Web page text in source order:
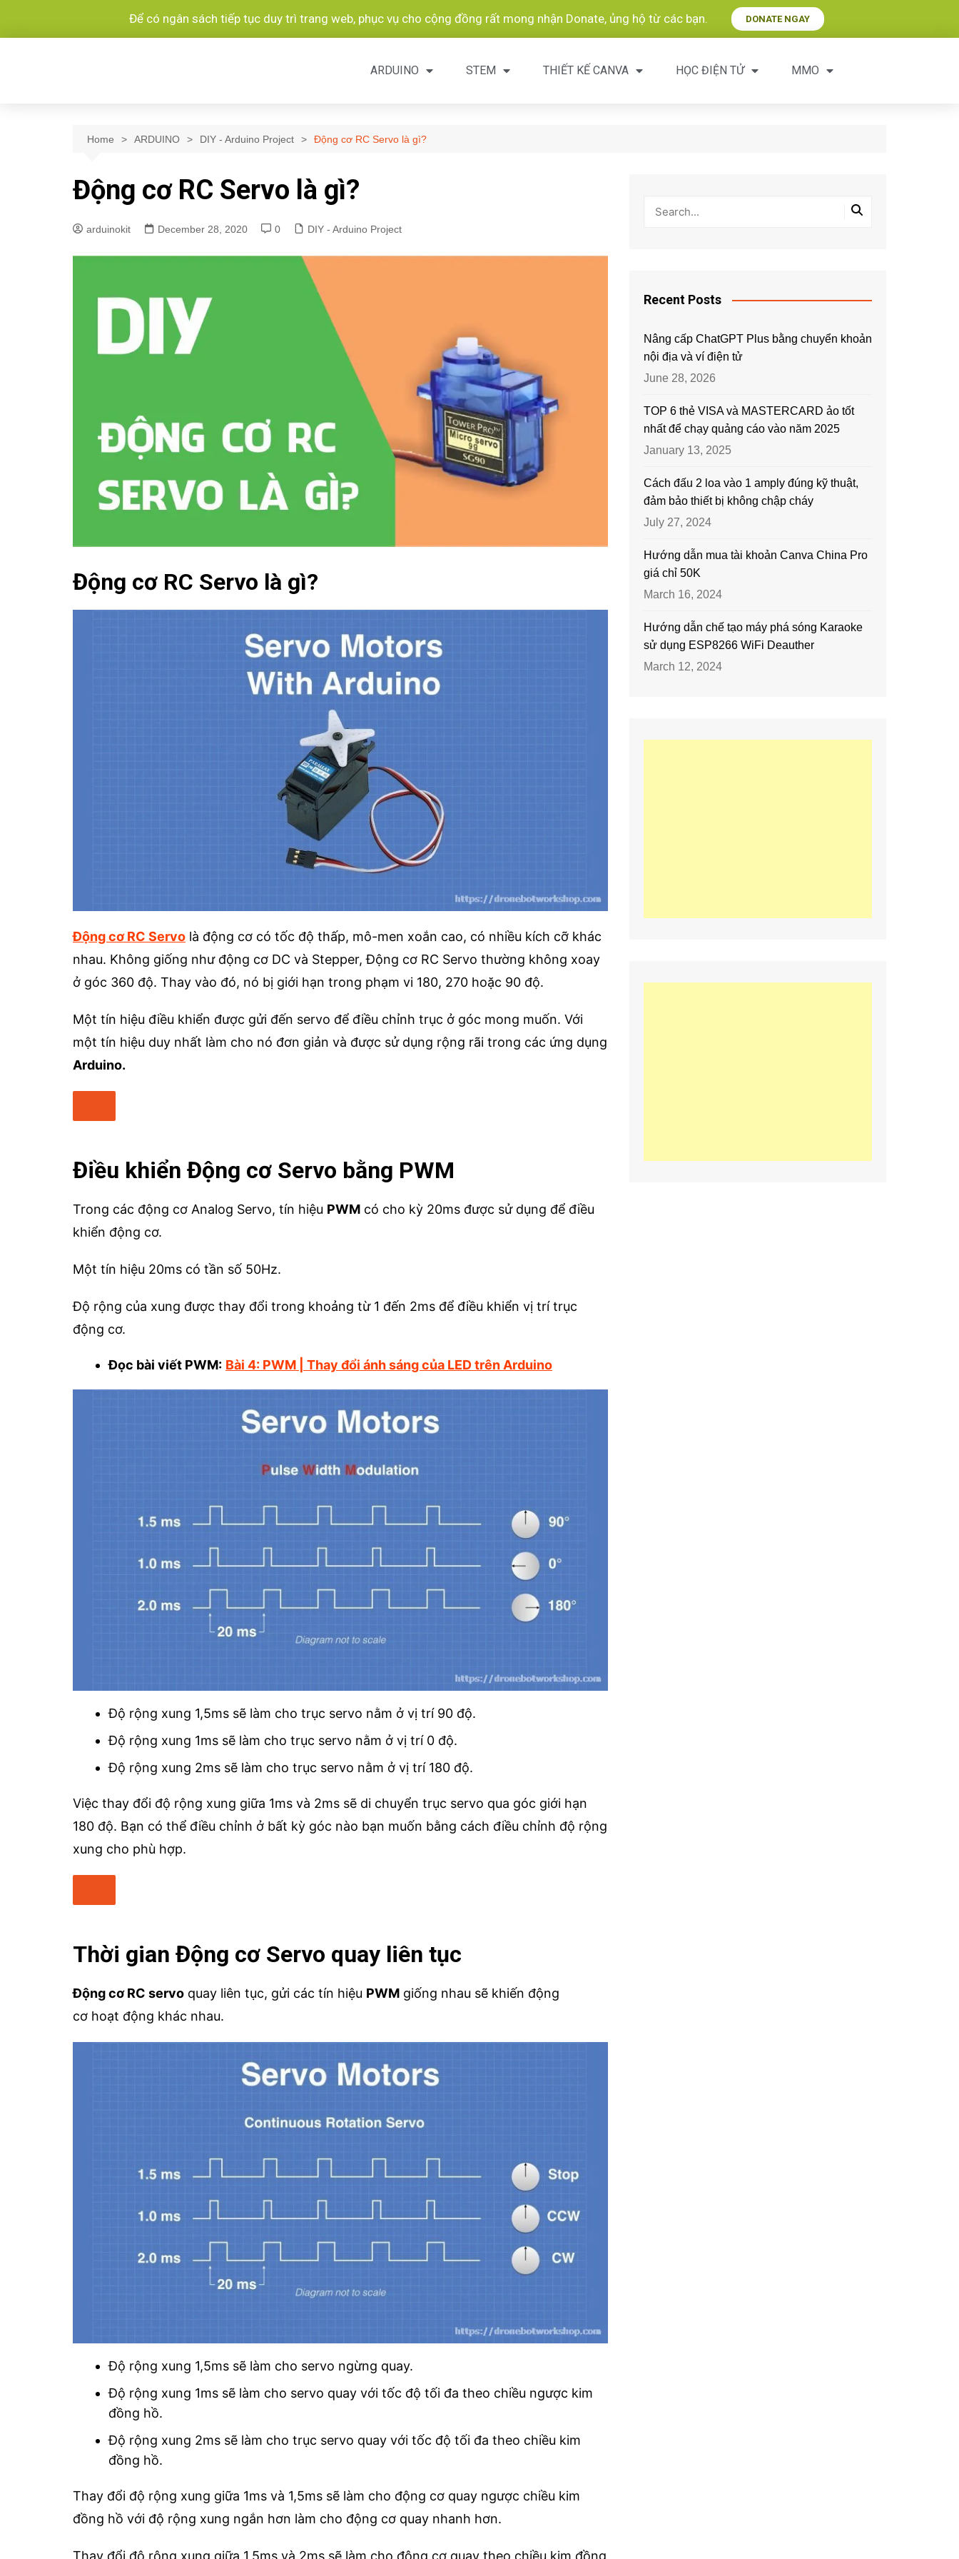
Để có ngân sách tiếp tục duy trì trang web, phục vụ cho cộng đồng rất mong nhận Donate, ủng hộ từ các bạn.​ DONATE NGAY
ARDUINO STEM THIẾT KẾ CANVA HỌC ĐIỆN TỬ MMO
Home ARDUINO DIY - Arduino Project Động cơ RC Servo là gì?
Động cơ RC Servo là gì?
arduinokit December 28, 2020 0 DIY - Arduino Project
Động cơ RC Servo là gì?
Động cơ RC Servo là động cơ có tốc độ thấp, mô-men xoắn cao, có nhiều kích cỡ khác
nhau. Không giống như động cơ DC và Stepper, Động cơ RC Servo thường không xoay
ở góc 360 độ. Thay vào đó, nó bị giới hạn trong phạm vi 180, 270 hoặc 90 độ.
Một tín hiệu điều khiển được gửi đến servo để điều chỉnh trục ở góc mong muốn. Với
một tín hiệu duy nhất làm cho nó đơn giản và được sử dụng rộng rãi trong các ứng dụng
Arduino.
Điều khiển Động cơ Servo bằng PWM
Trong các động cơ Analog Servo, tín hiệu PWM có cho kỳ 20ms được sử dụng để điều
khiển động cơ.
Một tín hiệu 20ms có tần số 50Hz.
Độ rộng của xung được thay đổi trong khoảng từ 1 đến 2ms để điều khiển vị trí trục
động cơ.
Đọc bài viết PWM: Bài 4: PWM | Thay đổi ánh sáng của LED trên Arduino
Độ rộng xung 1,5ms sẽ làm cho trục servo nằm ở vị trí 90 độ.
Độ rộng xung 1ms sẽ làm cho trục servo nằm ở vị trí 0 độ.
Độ rộng xung 2ms sẽ làm cho trục servo nằm ở vị trí 180 độ.
Việc thay đổi độ rộng xung giữa 1ms và 2ms sẽ di chuyển trục servo qua góc giới hạn
180 độ. Bạn có thể điều chỉnh ở bất kỳ góc nào bạn muốn bằng cách điều chỉnh độ rộng
xung cho phù hợp.
Thời gian Động cơ Servo quay liên tục
Động cơ RC servo quay liên tục, gửi các tín hiệu PWM giống nhau sẽ khiến động
cơ hoạt động khác nhau.
Độ rộng xung 1,5ms sẽ làm cho servo ngừng quay.
Độ rộng xung 1ms sẽ làm cho servo quay với tốc độ tối đa theo chiều ngược kim
đồng hồ.
Độ rộng xung 2ms sẽ làm cho trục servo quay với tốc độ tối đa theo chiều kim
đồng hồ.
Thay đổi độ rộng xung giữa 1ms và 1,5ms sẽ làm cho động cơ quay ngược chiều kim
đồng hồ với độ rộng xung ngắn hơn làm cho động cơ quay nhanh hơn.
Thay đổi độ rộng xung giữa 1,5ms và 2ms sẽ làm cho động cơ quay theo chiều kim đồng
Recent Posts
Nâng cấp ChatGPT Plus bằng chuyển khoản
nội địa và ví điện tử
June 28, 2026
TOP 6 thẻ VISA và MASTERCARD ảo tốt
nhất để chạy quảng cáo vào năm 2025
January 13, 2025
Cách đấu 2 loa vào 1 amply đúng kỹ thuật,
đảm bảo thiết bị không chập cháy
July 27, 2024
Hướng dẫn mua tài khoản Canva China Pro
giá chỉ 50K
March 16, 2024
Hướng dẫn chế tạo máy phá sóng Karaoke
sử dụng ESP8266 WiFi Deauther
March 12, 2024